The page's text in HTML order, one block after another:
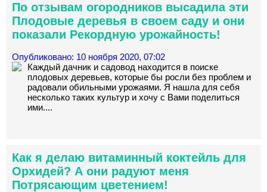
По отзывам огородников высадила эти
Плодовые деревья в своем саду и они
показали Рекордную урожайность!
Опубликовано: 10 ноября 2020, 07:02
Каждый дачник и садовод находится в поиске
плодовых деревьев, которые бы росли без проблем и
радовали обильными урожаями. Я нашла для себя
несколько таких культур и хочу с Вами поделиться
ими....
Как я делаю витаминный коктейль для
Орхидей? А они радуют меня
Потрясающим цветением!